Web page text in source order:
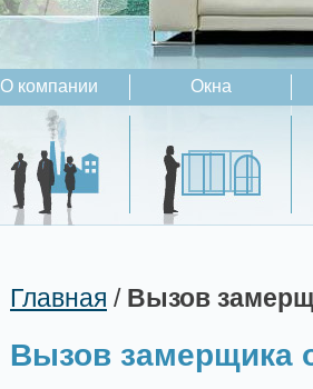
О компании Окна
Главная / Вызов
Вызов замерщика